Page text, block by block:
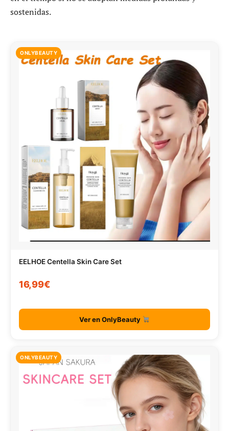
sostenidas.
ONLYBEAUTY
EELHOE Centella Skin Care Set
16,99€
Ver en OnlyBeauty
ONLYBEAUTY